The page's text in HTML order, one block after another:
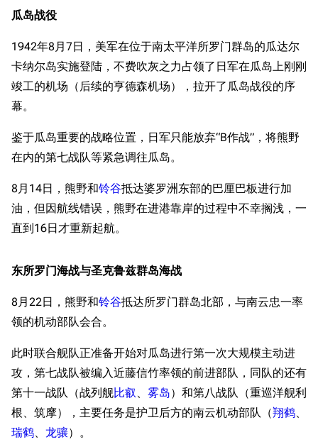
瓜岛战役
1942年8月7日，美军在位于南太平洋所罗门群岛的瓜达尔
卡纳尔岛实施登陆，不费吹灰之力占领了日军在瓜岛上刚刚
竣工的机场（后续的亨德森机场），拉开了瓜岛战役的序
幕。
鉴于瓜岛重要的战略位置，日军只能放弃“B作战”，将熊野
在内的第七战队等紧急调往瓜岛。
8月14日，熊野和铃谷抵达婆罗洲东部的巴厘巴板进行加
油，但因航线错误，熊野在进港靠岸的过程中不幸搁浅，一
直到16日才重新起航。
东所罗门海战与圣克鲁兹群岛海战
8月22日，熊野和铃谷抵达所罗门群岛北部，与南云忠一率
领的机动部队会合。
此时联合舰队正准备开始对瓜岛进行第一次大规模主动进
攻，第七战队被编入近藤信竹率领的前进部队，同队的还有
第十一战队（战列舰比叡、 雾岛）和第八战队（重巡洋舰利
根、筑摩），主要任务是护卫后方的南云机动部队（翔鹤、
瑞鹤、 龙骧）。